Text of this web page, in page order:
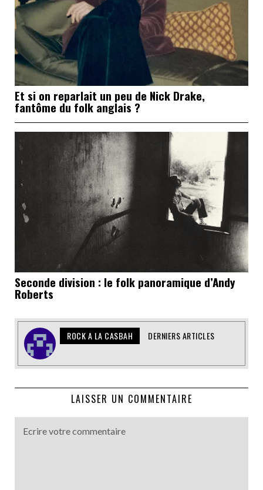
Et si on reparlait un peu de Nick Drake,
fantôme du folk anglais ?
Seconde division : le folk panoramique d’Andy
Roberts
ROCK A LA CASBAH DERNIERS ARTICLES
LAISSER UN COMMENTAIRE